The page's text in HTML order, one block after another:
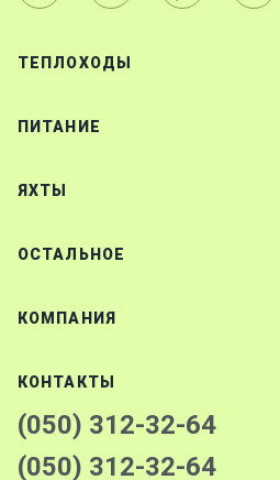
ТЕПЛОХОДЫ
ПИТАНИЕ
ЯХТЫ
ОСТАЛЬНОЕ
КОМПАНИЯ
КОНТАКТЫ
(050) 312-32-64
(050) 312-32-64